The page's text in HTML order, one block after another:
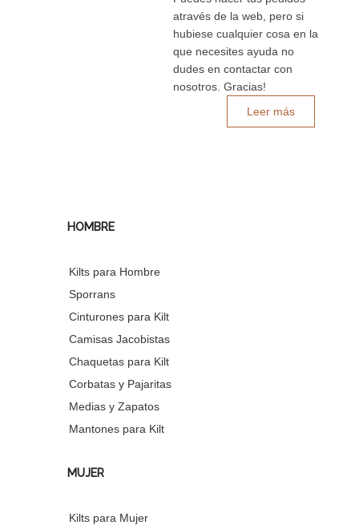
através de la web, pero si
hubiese cualquier cosa en la
que necesites ayuda no
dudes en contactar con
nosotros. Gracias!
Leer más
HOMBRE
Kilts para Hombre
Sporrans
Cinturones para Kilt
Camisas Jacobistas
Chaquetas para Kilt
Corbatas y Pajaritas
Medias y Zapatos
Mantones para Kilt
MUJER
Kilts para Mujer